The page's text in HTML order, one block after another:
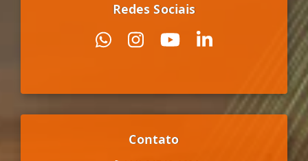
Redes Sociais
Contato